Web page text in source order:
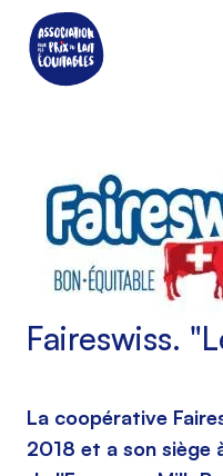
Faireswiss.
La coopérative
2018 et a son siège